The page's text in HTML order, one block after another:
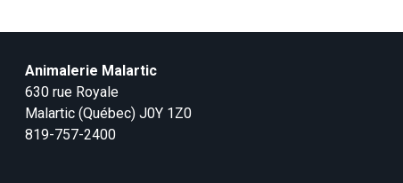
Animalerie Malartic
630 rue Royale
Malartic (Québec) J0Y 1Z0
819-757-2400